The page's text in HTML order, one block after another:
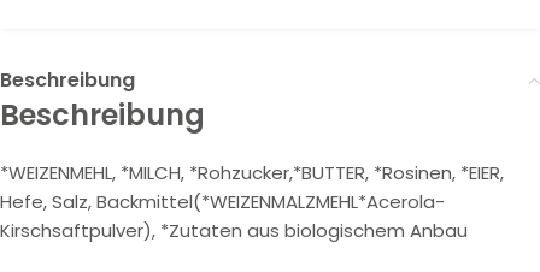
Beschreibung
Beschreibung
*WEIZENMEHL, *MILCH, *Rohzucker,*BUTTER, *Rosinen, *EIER,
Hefe, Salz, Backmittel(*WEIZENMALZMEHL*Acerola-
Kirschsaftpulver), *Zutaten aus biologischem Anbau